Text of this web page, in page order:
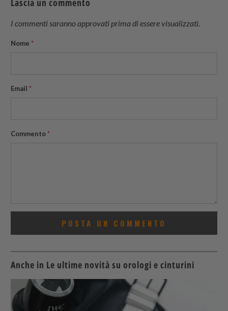
I commenti saranno approvati prima di essere visualizzati.
Nome *
Email *
Commento *
Anche in Le ultime novità su orologi e cinturini